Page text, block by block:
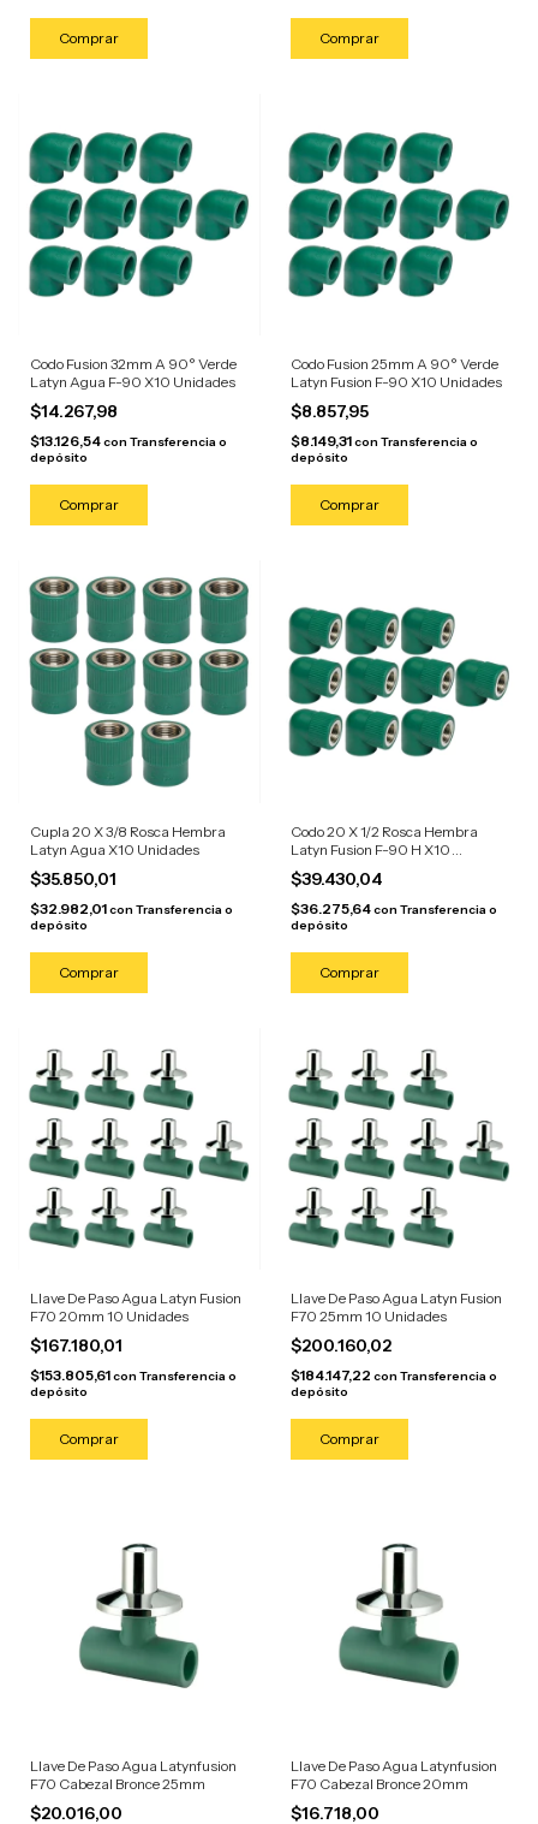
Codo Fusion 32mm A 90° Verde
Latyn Agua F-90 X10 Unidades
$14.267,98
$13.126,54con Transferencia o
depósito
Codo Fusion 25mm A 90° Verde
Latyn Fusion F-90 X10 Unidades
$8.857,95
$8.149,31con Transferencia o
depósito
Cupla 20 X 3/8 Rosca Hembra
Latyn Agua X10 Unidades
$35.850,01
$32.982,01con Transferencia o
depósito
Codo 20 X 1/2 Rosca Hembra
Latyn Fusion F-90 H X10
Unidades
$39.430,04
$36.275,64con Transferencia o
depósito
Llave De Paso Agua Latyn Fusion
F70 20mm 10 Unidades
$167.180,01
$153.805,61con Transferencia o
depósito
Llave De Paso Agua Latyn Fusion
F70 25mm 10 Unidades
$200.160,02
$184.147,22 con Transferencia o
depósito
Llave De Paso Agua Latynfusion
F70 Cabezal Bronce 25mm
$20.016,00
Llave De Paso Agua Latynfusion
F70 Cabezal Bronce 20mm
$16.718,00